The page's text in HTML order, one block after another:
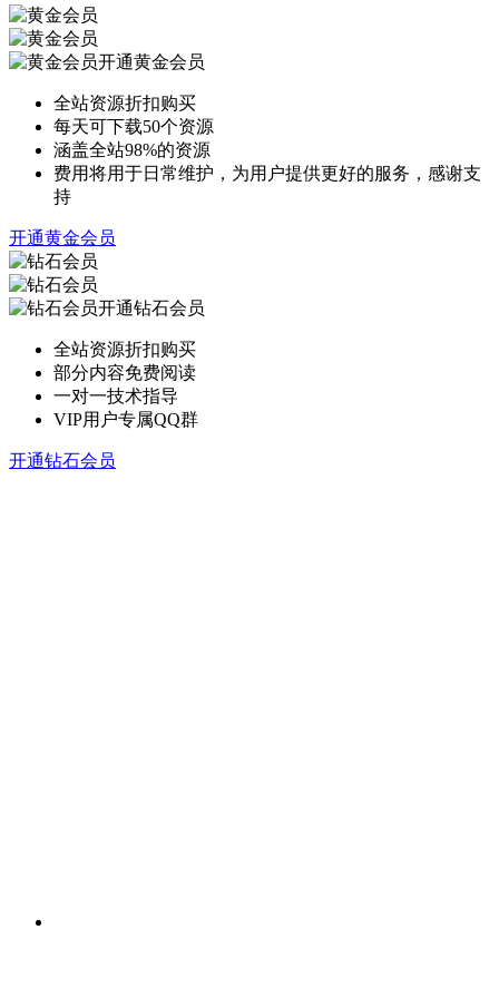
开通黄金会员
全站资源折扣购买
每天可下载50个资源
涵盖全站98%的资源
费用将用于日常维护，为用户提供更好的服务，感谢支
持
开通黄金会员
开通钻石会员
全站资源折扣购买
部分内容免费阅读
一对一技术指导
VIP用户专属QQ群
开通钻石会员